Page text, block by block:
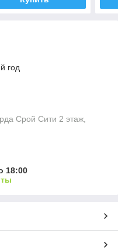
год
Срой Сити 2 этаж,
18:00